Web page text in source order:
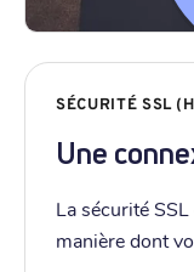
SÉCURITÉ SSL
Une
La sécurité
manière dont